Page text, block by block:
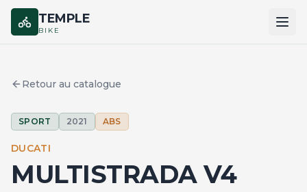
TEMPLE
BIKE
MARQUES
COMPARER
Retour au catalogue
SPORT 2021 ABS
DUCATI
MULTISTRADA V4